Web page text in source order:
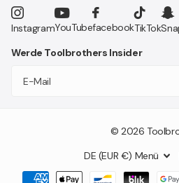
InstagramYouTubefacebookTikTok
Werde Toolbrothers Insider
©2026
DE (EUR €) Menü